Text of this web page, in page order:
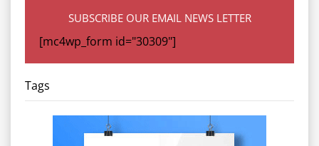
SUBSCRIBE OUR EMAIL NEWS LETTER
[mc4wp_form id="30309"]
Tags